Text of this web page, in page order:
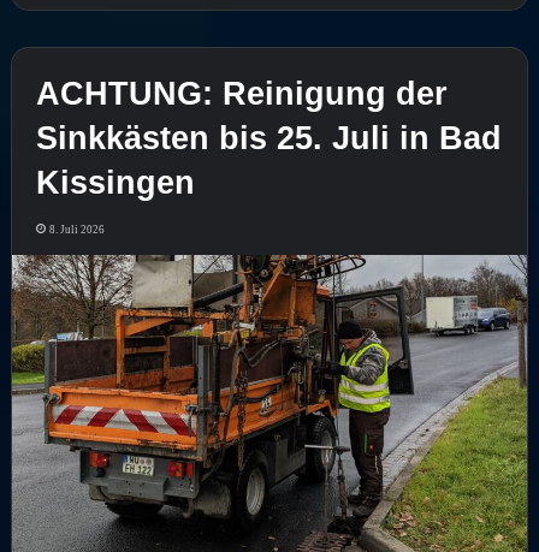
ACHTUNG: Reinigung der
Sinkkästen bis 25. Juli in Bad
Kissingen
8. Juli 2026